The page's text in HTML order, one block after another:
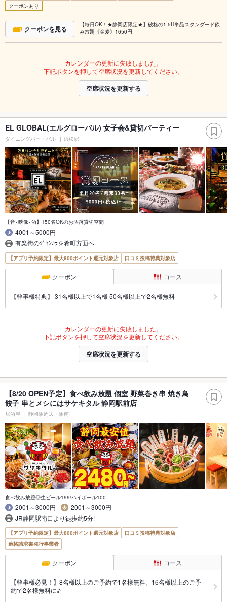
クーポンあり
クーポンを見る
【毎日OK！★静岡店限定★】破格の1.5H単品スタンダード飲
み放題《金麦》1650円
カレンダーの更新に失敗しました。
下記ボタンを押して空席状況を更新してください。
空席状況を更新する
EL GLOBAL(エルグローバル) 女子会&貸切パーティー
ダイニングバー・バル 浜松駅
【音×映像×酒】150名OKのお洒落貸切空間
4001～5000円
有楽街のｼﾞｬﾝｶﾗを肴町方面へ
【アプリ予約限定】最大800ポイント還元対象店 口コミ投稿特典対象店
クーポン コース
【幹事様特典】 31名様以上で1名様 50名様以上で2名様無料
カレンダーの更新に失敗しました。
下記ボタンを押して空席状況を更新してください。
空席状況を更新する
【8/20 OPEN予定】食べ飲み放題 個室 野菜巻き串 焼き鳥
餃子 串とメシにはサケキタル 静岡駅前店
居酒屋 静岡駅周辺・駅南
食べ飲み放題◎生ビール199/ハイボール100
2001～3000円
2001～3000円
JR静岡駅南口より徒歩約5分!
【アプリ予約限定】最大800ポイント還元対象店
口コミ投稿特典対象店
適格請求書発行事業者
クーポン コース
【幹事様必見！】8名様以上のご予約で1名様無料。16名様以上のご予
約で2名様無料に♪